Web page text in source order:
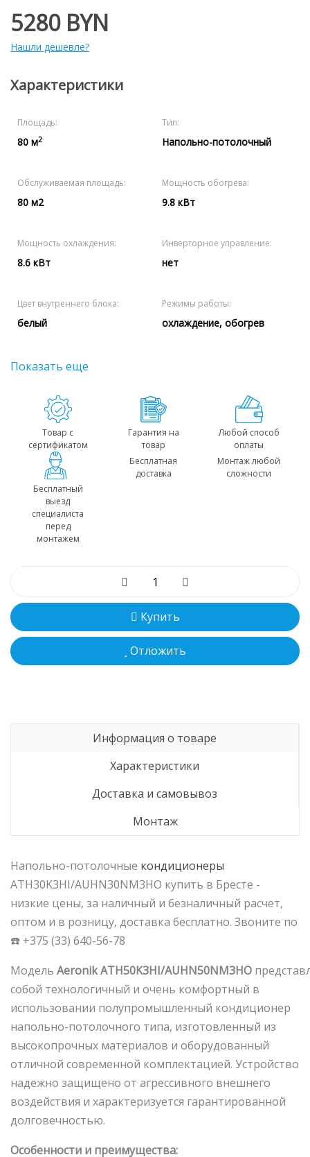
5280 BYN
Нашли дешевле?
Характеристики
Площадь:
80 м2
Тип:
Напольно-потолочный
Обслуживаемая площадь:
80 м2
Мощность обогрева:
9.8 кВт
Мощность охлаждения:
8.6 кВт
Инверторное управление:
нет
Цвет внутреннего блока:
белый
Режимы работы:
охлаждение, обогрев
Показать еще
Товар с
сертификатом
Гарантия на
товар
Любой способ
оплаты
Бесплатный
выезд
специалиста
перед
монтажем
Бесплатная
доставка
Монтаж любой
сложности
Купить
Отложить
Информация о товаре
Характеристики
Доставка и самовывоз
Монтаж
Напольно-потолочные кондиционеры
ATH30K3HI/AUHN30NM3HO купить в Бресте -
низкие цены, за наличный и безналичный расчет,
оптом и в розницу, доставка бесплатно. Звоните по
☎️ +375 (33) 640-56-78
Модель AeronikATH50K3HI/AUHN50NM3HO
собой технологичный и очень комфортный в
использовании полупромышленный кондиционер
напольно-потолочного типа, изготовленный из
высокопрочных материалов и оборудованный
отличной современной комплектацией. Устройство
надежно защищено от агрессивного внешнего
воздействия и характеризуется гарантированной
долговечностью.
Особенности и преимущества: